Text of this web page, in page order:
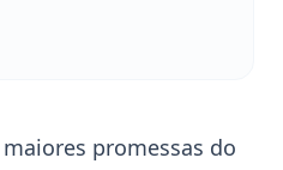
promessas do